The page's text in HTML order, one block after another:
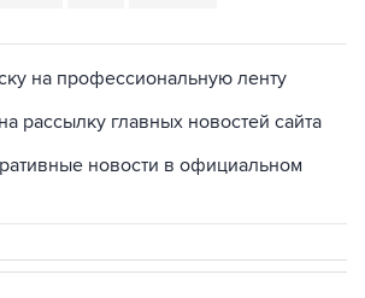
на профессиональную ленту
рассылку главных новостей сайта
новости в официальном